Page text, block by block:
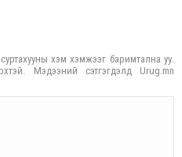
хэм хэмжээг баримтална уу.
Мэдээний сэтгэгдэлд Urug.mn